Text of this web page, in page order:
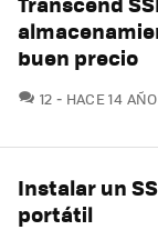
buen precio
12 COMENTARIOS
HACE 14
Instalar un
portátil